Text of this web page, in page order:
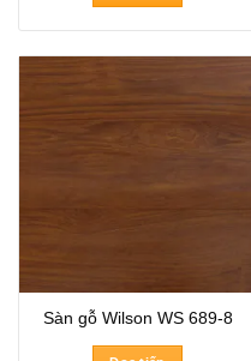
Sàn gỗ Wilson WS 689-8